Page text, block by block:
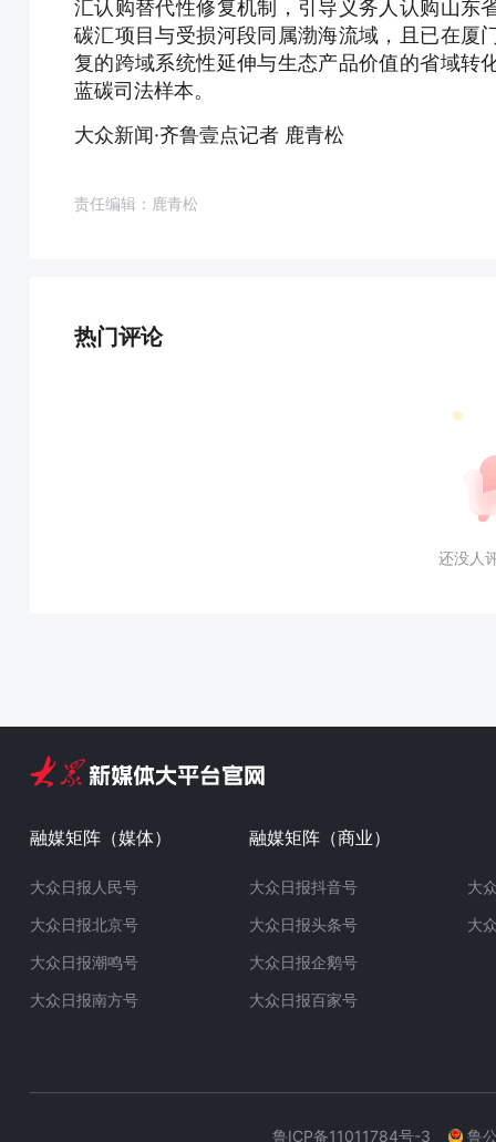
汇认购替代性修复机制，引导义务人认购山东
碳汇项目与受损河段同属渤海流域，且已在厦
复的跨域系统性延伸与生态产品价值的省域转
蓝碳司法样本。
大众新闻·齐鲁壹点记者 鹿青松
责任编辑：鹿青松
热门评论
还没人
融媒矩阵（媒体）
大众日报人民号
大众日报北京号
大众日报潮鸣号
大众日报南方号
融媒矩阵（商业）
大众日报抖音号
大众日报头条号
大众日报企鹅号
大众日报百家号
大
大
鲁ICP备11011784号-3 鲁